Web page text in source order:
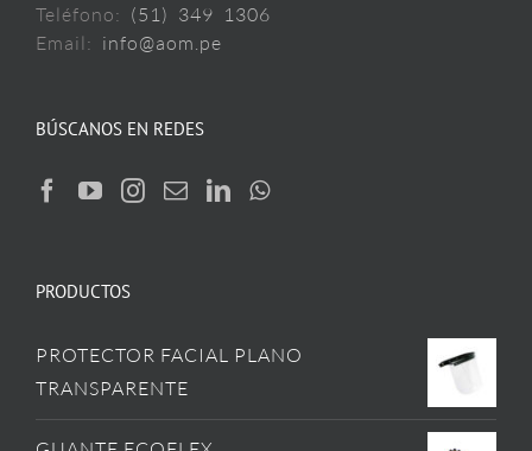
Teléfono: (51) 349 1306
Email: info@aom.pe
BÚSCANOS EN REDES
PRODUCTOS
PROTECTOR FACIAL PLANO
TRANSPARENTE